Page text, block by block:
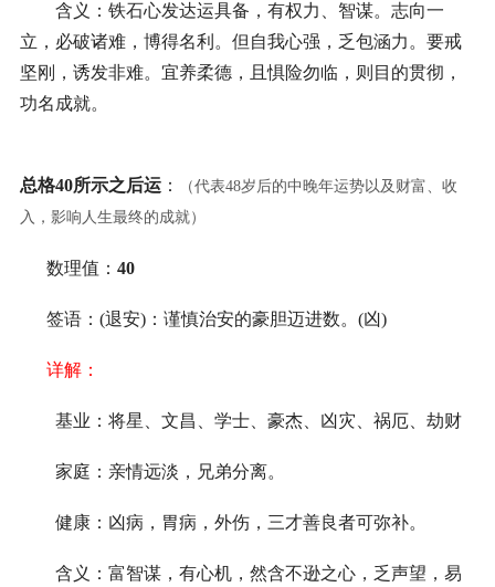
含义：铁石心发达运具备，有权力、智谋。志向一
立，必破诸难，博得名利。但自我心强，乏包涵力。要戒
坚刚，诱发非难。宜养柔德，且惧险勿临，则目的贯彻，
功名成就。
总格40所示之后运 ：
（代表48岁后的中晚年运势以及财富、收
入，影响人生最终的成就）
数理值： 40
签语：(退安)：谨慎治安的豪胆迈进数。(凶)
详解：
基业：将星、文昌、学士、豪杰、凶灾、祸厄、劫财
家庭：亲情远淡，兄弟分离。
健康：凶病，胃病，外伤，三才善良者可弥补。
含义：富智谋，有心机，然含不逊之心，乏声望，易